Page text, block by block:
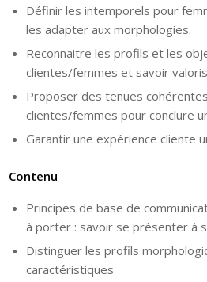
Définir les intemporels pour
les adapter aux morphologies.
Reconnaitre les profils et les
clientes/femmes et savoir
Proposer des tenues
clientes/femmes pour conclure
Garantir une expérience cliente
Contenu
Principes de base de
à porter : savoir se présenter à
Distinguer les profils
caractéristiques